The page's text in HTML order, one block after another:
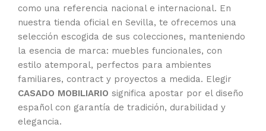
como una referencia nacional e internacional. En
nuestra tienda oficial en Sevilla, te ofrecemos una
selección escogida de sus colecciones, manteniendo
la esencia de marca: muebles funcionales, con
estilo atemporal, perfectos para ambientes
familiares, contract y proyectos a medida. Elegir
CASADO MOBILIARIO significa apostar por el diseño
español con garantía de tradición, durabilidad y
elegancia.